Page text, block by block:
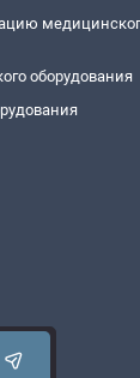
оборудования